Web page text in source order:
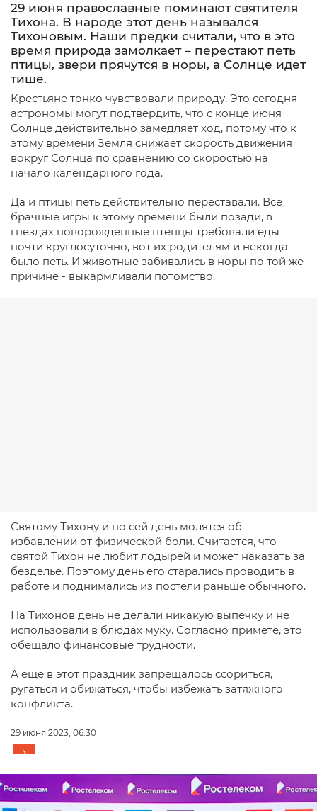
29 июня православные поминают святителя
Тихона. В народе этот день назывался
Тихоновым. Наши предки считали, что в это
время природа замолкает – перестают петь
птицы, звери прячутся в норы, а Солнце идет
тише.
Крестьяне тонко чувствовали природу. Это сегодня
астрономы могут подтвердить, что с конце июня
Солнце действительно замедляет ход, потому что к
этому времени Земля снижает скорость движения
вокруг Солнца по сравнению со скоростью на
начало календарного года.
Да и птицы петь действительно переставали. Все
брачные игры к этому времени были позади, в
гнездах новорожденные птенцы требовали еды
почти круглосуточно, вот их родителям и некогда
было петь. И животные забивались в норы по той же
причине - выкармливали потомство.
Святому Тихону и по сей день молятся об
избавлении от физической боли. Считается, что
святой Тихон не любит лодырей и может наказать за
безделье. Поэтому день его старались проводить в
работе и поднимались из постели раньше обычного.
На Тихонов день не делали никакую выпечку и не
использовали в блюдах муку. Согласно примете, это
обещало финансовые трудности.
А еще в этот праздник запрещалось ссориться,
ругаться и обижаться, чтобы избежать затяжного
конфликта.
29 июня 2023, 06:30